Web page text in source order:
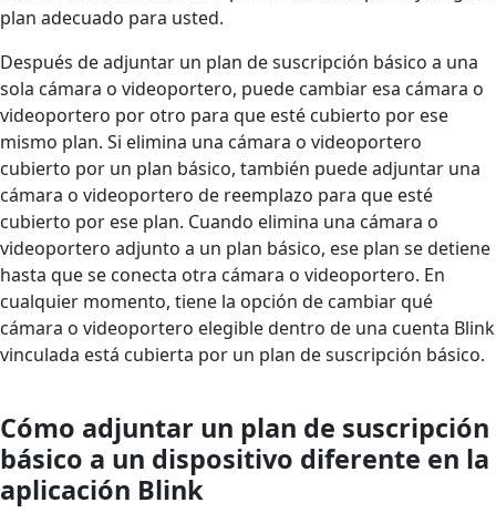
plan adecuado para usted.
Después de adjuntar un plan de suscripción básico a una
sola cámara o videoportero, puede cambiar esa cámara o
videoportero por otro para que esté cubierto por ese
mismo plan. Si elimina una cámara o videoportero
cubierto por un plan básico, también puede adjuntar una
cámara o videoportero de reemplazo para que esté
cubierto por ese plan. Cuando elimina una cámara o
videoportero adjunto a un plan básico, ese plan se detiene
hasta que se conecta otra cámara o videoportero. En
cualquier momento, tiene la opción de cambiar qué
cámara o videoportero elegible dentro de una cuenta Blink
vinculada está cubierta por un plan de suscripción básico.
Cómo adjuntar un plan de suscripción
básico a un dispositivo diferente en la
aplicación Blink